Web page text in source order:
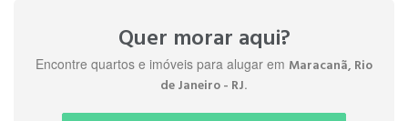
" Excelente ponto, próximo a mercados,
restaurantes, metrô, UERJ "
Quer morar aqui?
Encontre quartos e imóveis para alugar em Maracanã, Rio
de Janeiro - RJ.